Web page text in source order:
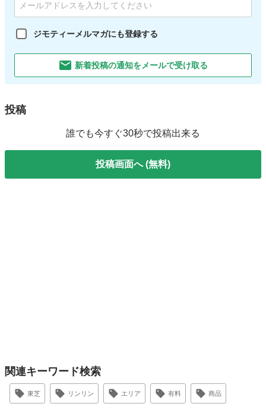
ジモティーメルマガにも登録する
新着投稿の通知をメールで受け取る
投稿
誰でも今すぐ30秒で投稿出来る
投稿画面へ (無料)
関連キーワード検索
東芝 リンリン エリア 有料 商品